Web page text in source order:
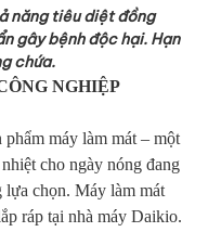
năng tiêu diệt đồng
gây bệnh độc hại. Hạn
chứa.
NGHIỆP
máy làm mát – một
cho ngày nóng đang
chọn. Máy làm mát
ráp tại nhà máy Daikio.